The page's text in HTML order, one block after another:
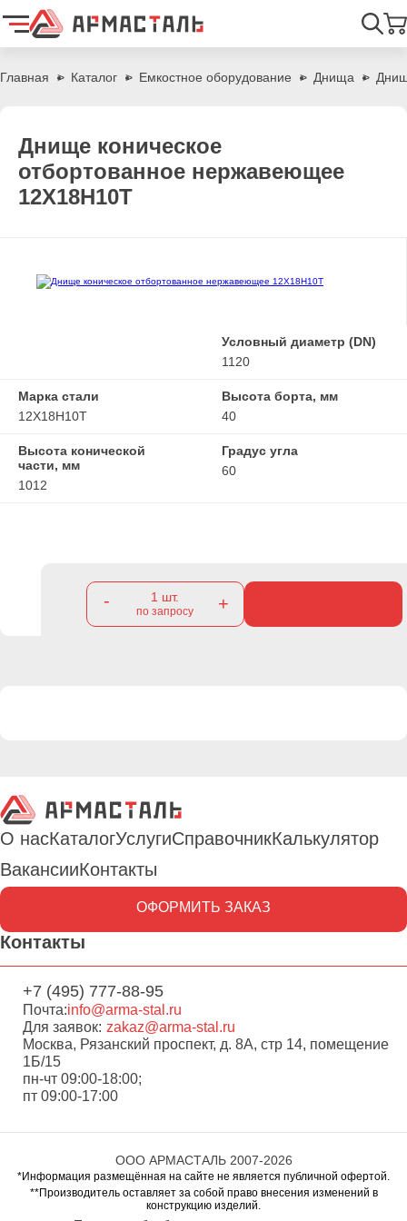
Главная
Каталог Емкостное оборудование Днища
Днище коническое
отбортованное нержавеющее
12Х18Н10Т
Условный диаметр (DN)
1120
Марка стали
12Х18Н10Т
Высота борта, мм
40
Высота конической
части, мм
1012
Градус угла
60
- 1 шт.
по запросу +
О насКаталогУслугиСправочникКалькулятор
ВакансииКонтакты
ОФОРМИТЬ ЗАКАЗ
Контакты
+7 (495) 777-88-95
Почта:info@arma-stal.ru
Для заявок: zakaz@arma-stal.ru
Москва, Рязанский проспект, д. 8А, стр 14, помещение
1Б/15
пн-чт 09:00-18:00;
пт 09:00-17:00
ООО АРМАСТАЛЬ 2007-2026
*Информация размещённая на сайте не является публичной офертой.
**Производитель оставляет за собой право внесения изменений в
конструкцию изделий.